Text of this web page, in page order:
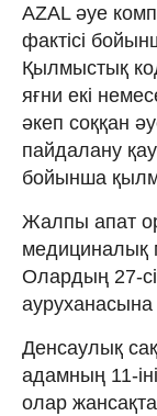
АZAL әуе
фактісі
Қылмыстық
яғни екі
әкеп соққан
пайдалану
бойынша
Жалпы апат
медициналық
Олардың 27-
ауруханасына
Денсаулық
адамның 11-
олар